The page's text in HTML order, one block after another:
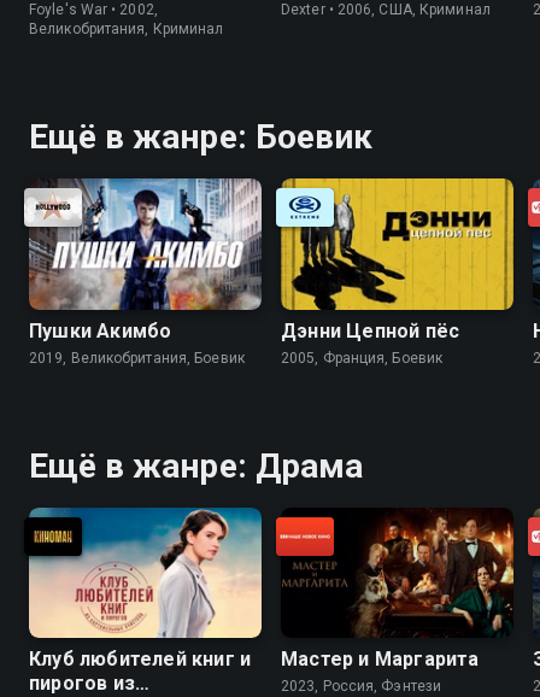
Foyle's War • 2002,
Великобритания, Криминал
Dexter • 2006, США, Криминал
Ещё в жанре: Боевик
Пушки Акимбо
2019, Великобритания, Боевик
Дэнни Цепной пёс
2005, Франция, Боевик
Ещё в жанре: Драма
Клуб любителей книг и
пирогов из
Мастер и Маргарита
2023, Россия, Фэнтези